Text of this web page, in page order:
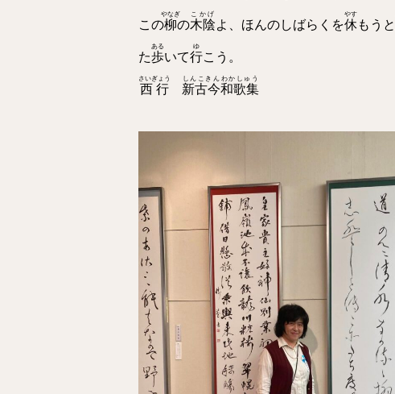
この柳
やなぎ
の木陰
こかげ
よ、ほんのしばらくを休
やす
もうと
た歩
ある
いて行
ゆ
こう。
西行
さいぎょう
新古今和歌集
しんこきんわかしゅう